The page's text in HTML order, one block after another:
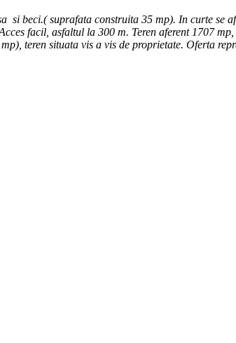
beci.( suprafata construita 35 mp). In curte se
facil, asfaltul la 300 m. Teren aferent 1707
teren situata vis a vis de proprietate. Oferta